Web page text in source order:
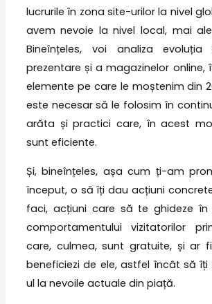
lucrurile în zona site-urilor la nivel
avem nevoie la nivel local, mai
Bineînțeles, voi analiza evoluția
prezentare și a magazinelor online,
elemente pe care le moștenim din
este necesar să le folosim în
arăta și practici care, în acest
sunt eficiente.
Și, bineînțeles, așa cum ți-am
început, o să îți dau acțiuni
faci, acțiuni care să te ghideze în
comportamentului vizitatorilor
care, culmea, sunt gratuite, și ar
beneficiezi de ele, astfel încât să
ul la nevoile actuale din piață.